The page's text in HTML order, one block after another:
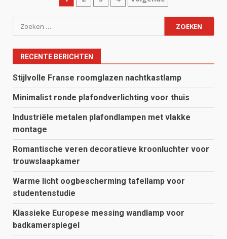
paginering
Zoeken
naar:
RECENTE BERICHTEN
Stijlvolle Franse roomglazen nachtkastlamp
Minimalist ronde plafondverlichting voor thuis
Industriële metalen plafondlampen met vlakke
montage
Romantische veren decoratieve kroonluchter voor
trouwslaapkamer
Warme licht oogbescherming tafellamp voor
studentenstudie
Klassieke Europese messing wandlamp voor
badkamerspiegel